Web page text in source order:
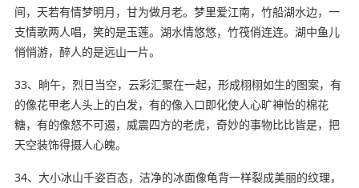
间，天若有情梦明月，甘为做月老。梦里爱江南，竹船湖水边，一
支情歌两人唱，笑的是玉莲。湖水情悠悠，竹筏俏连连。湖中鱼儿
悄悄游，醉人的是远山一片。
33、晌午，烈日当空，云彩汇聚在一起，形成栩栩如生的图案，有
的像花甲老人头上的白发，有的像入口即化使人心旷神怡的棉花
糖，有的像怒不可遏，威震四方的老虎，奇妙的事物比比皆是，把
天空装饰得摄人心魄。
34、大小冰山千姿百态，洁净的冰面像龟背一样裂成美丽的纹理，